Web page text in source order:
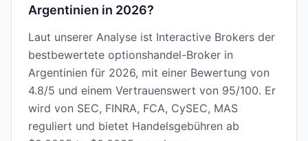
Argentinien in 2026?
Laut unserer Analyse ist Interactive Brokers der
bestbewertete optionshandel-Broker in
Argentinien für 2026, mit einer Bewertung von
4.8/5 und einem Vertrauenswert von 95/100. Er
wird von SEC, FINRA, FCA, CySEC, MAS
reguliert und bietet Handelsgebühren ab